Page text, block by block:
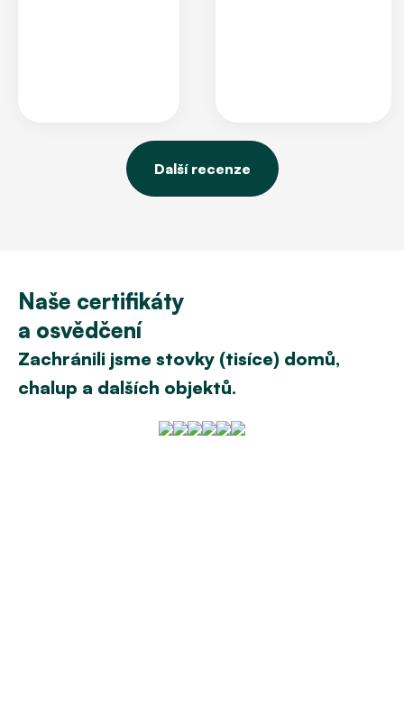
Další recenze
Naše certifikáty
a osvědčení
Zachránili jsme stovky (tisíce) domů,
chalup a dalších objektů.